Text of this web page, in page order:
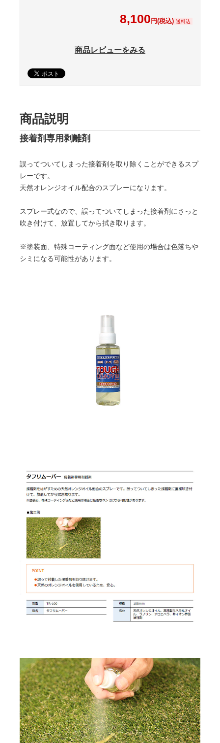
8,100 円(税込) 送料込
商品レビューをみる
商品説明
接着剤専用剥離剤
誤ってついてしまった接着剤を取り除くことができるスプ
レーです。
天然オレンジオイル配合のスプレーになります。
スプレー式なので、誤ってついてしまった接着剤にさっと
吹き付けて、放置してから拭き取ります。
※塗装面、特殊コーティング面など使用の場合は色落ちや
シミになる可能性があります。